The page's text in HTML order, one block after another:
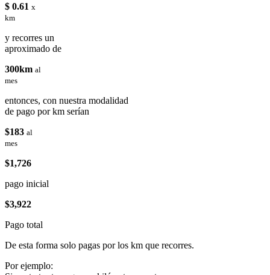
$ 0.61 x
km
y recorres un
aproximado de
300km al
mes
entonces, con nuestra modalidad
de pago por km serían
$183 al
mes
$1,726
pago inicial
$3,922
Pago total
De esta forma solo pagas por los km que recorres.
Por ejemplo: